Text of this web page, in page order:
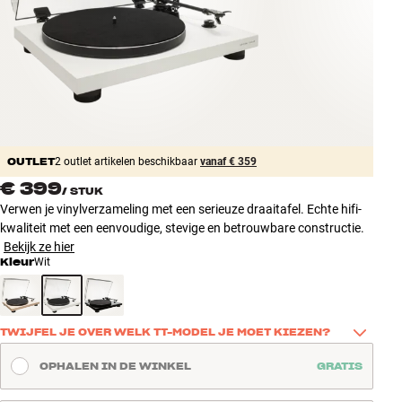
Accessoires
INSPIRATIE
MERKEN
AANBIEDINGEN
Winkels
Klantenservice
Inloggen
Klantenservice
Bouw met geluid
OUTLET2 outlet artikelen beschikbaar vanaf € 359
€ 399/ STUK
Verwen je vinylverzameling met een serieuze draaitafel. Echte hifi-
kwaliteit met een eenvoudige, stevige en betrouwbare constructie.
Bekijk ze hier
KleurWit
TWIJFEL JE OVER WELK TT-MODEL JE MOET KIEZEN?
Er zijn veel details om rekening mee te houden wanneer je een
platenspeler kiest. Onze gids brengt alles overzichtelijk samen en
maakt het eenvoudig om het Argon Audio TT-model te vinden dat
OPHALEN IN DE WINKEL GRATIS